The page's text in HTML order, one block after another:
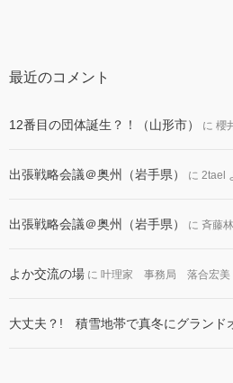
最近のコメント
12番目の団体誕生？！（山形市） に 櫻
出張戦略会議＠奥州（岩手県） に 2tael
出張戦略会議＠奥州（岩手県） に 斉藤
よか交流の場 に 叶理家 事務局 落合宏美
大丈夫？! 積雪地帯で真冬にグランド